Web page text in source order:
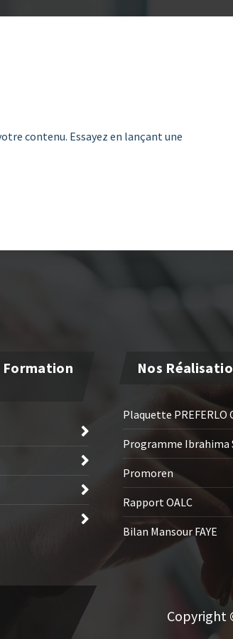
contenu. Essayez en lançant une
Formation
Nos
Plaquette PREFERLO
Programme Ibrahima
Promoren
Rapport OALC
Bilan Mansour FAYE
Copyright